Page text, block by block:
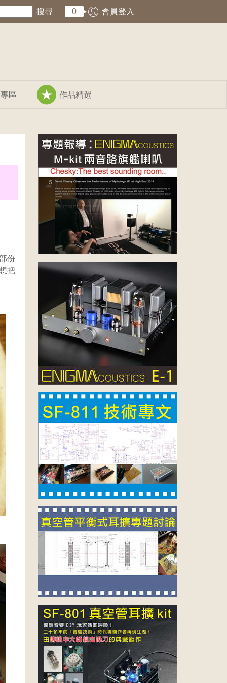
搜尋 0 會員登入
區 作品精選
份
把